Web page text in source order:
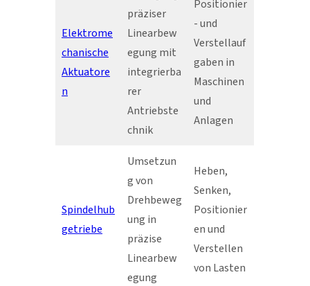
Elektrome
chanische
Aktuatore
n
präziser
Linearbew
egung mit
integrierba
rer
Antriebste
chnik
Positionier
- und
Verstellauf
gaben in
Maschinen
und
Anlagen
Spindelhub
getriebe
Umsetzun
g von
Drehbeweg
ung in
präzise
Linearbew
egung
Heben,
Senken,
Positionier
en und
Verstellen
von Lasten